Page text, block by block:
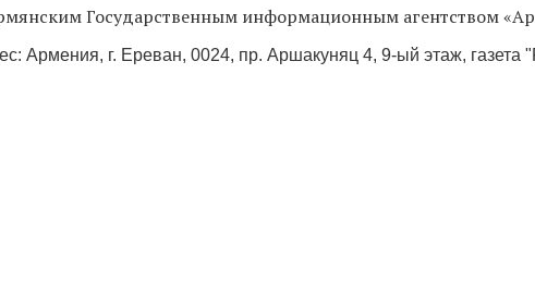
Государственным информационным агентством
Армения, г. Ереван, 0024, пр. Аршакуняц 4, 9-ый этаж,